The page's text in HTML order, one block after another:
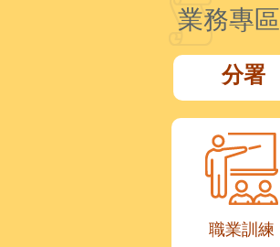
業務專區
分署
職業訓練